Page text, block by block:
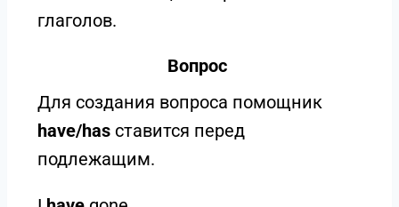
глаголов.
Вопрос
Для создания вопроса помощник
have/has ставится перед
подлежащим.